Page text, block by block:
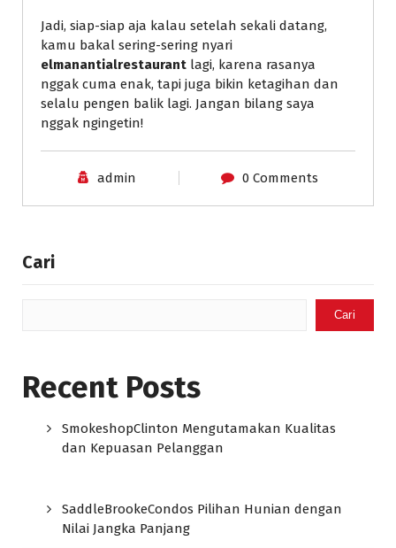
Jadi, siap-siap aja kalau setelah sekali datang,
kamu bakal sering-sering nyari
elmanantialrestaurant lagi, karena rasanya
nggak cuma enak, tapi juga bikin ketagihan dan
selalu pengen balik lagi. Jangan bilang saya
nggak ngingetin!
admin 0 Comments
Cari
Cari
Recent Posts
SmokeshopClinton Mengutamakan Kualitas
dan Kepuasan Pelanggan
SaddleBrookeCondos Pilihan Hunian dengan
Nilai Jangka Panjang